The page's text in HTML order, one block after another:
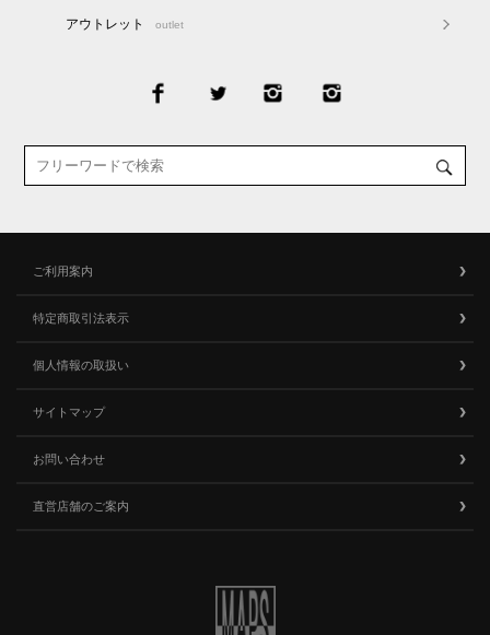
アウトレット outlet
ご利用案内
特定商取引法表示
個人情報の取扱い
サイトマップ
お問い合わせ
直営店舗のご案内